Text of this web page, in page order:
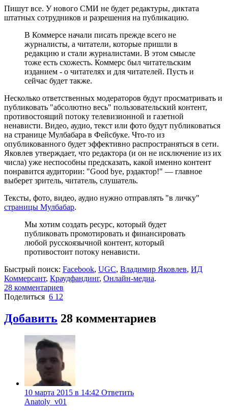
Пишут все. У нового СМИ не будет редактуры, диктата
штатных сотрудников и разрешения на публикацию.
В Коммерсе начали писать прежде всего не
журналисты, а читатели, которые пришли в
редакцию и стали журналистами. В этом смысле
тоже есть схожесть. Коммерс был читательским
изданием - о читателях и для читателей. Пусть и
сейчас будет также.
Несколько ответственных модераторов будут просматривать и
публиковать "абсолютно весь" пользовательский контент,
противостоящий потоку телевизионной и газетной
ненависти. Видео, аудио, текст или фото будут публиковаться
на странице Мулбабара в Фейсбуке. Что-то из
опубликованного будет эффективно распространяться в сети.
Яковлев утверждает, что редактора (и он не исключение из их
числа) уже неспособны предсказать, какой именно контент
понравится аудитории: "Good byе, рэдактор!" — главное
выберет зритель, читатель, слушатель.
Тексты, фото, видео, аудио нужно отправлять "в личку"
страницы Мулбабар.
Мы хотим создать ресурс, который будет
публиковать промотировать и финансировать
любой русскоязычной контент, который
противостоит потоку ненависти.
Быстрый поиск: Facebook, UGC, Владимир Яковлев, ИД
Коммерсант, Краудфандинг, Онлайн-медиа.
28 комментариев
Поделиться 6 12
Добавить 28 комментариев
10 марта 2015 в 14:42 Ответить
Anatoly_v01